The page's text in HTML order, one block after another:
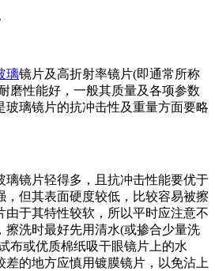
璃镜片及高折射率镜片(即通常所称
磨性能好，一般其质量及各项参数
玻璃镜片的抗冲击性及重量方面要略
镜片轻得多，且抗冲击性能要优于
，但其表面硬度较低，比较容易被擦
由于其特性较软，所以平时应注意不
擦洗时最好先用清水(或掺合少量洗
布或优质棉纸吸干眼镜片上的水
差的地方应慎用镀膜镜片，以免沾上